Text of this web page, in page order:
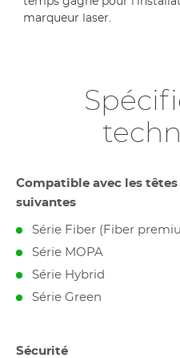
marqueur laser.
Compatible avec les
suivantes
Série Fiber (Fiber
Série MOPA
Série Hybrid
Série Green
Sécurité